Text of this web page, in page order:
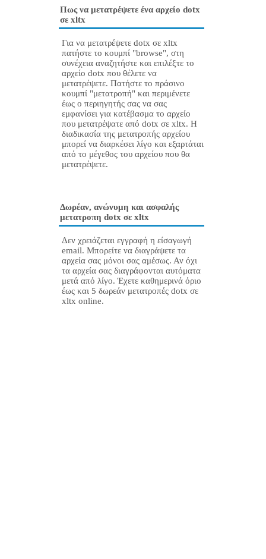
Πως να μετατρέψετε ένα αρχείο dotx
σε xltx
Για να μετατρέψετε dotx σε xltx
πατήστε το κουμπί "browse", στη
συνέχεια αναζητήστε και επιλέξτε το
αρχείο dotx που θέλετε να
μετατρέψετε. Πατήστε το πράσινο
κουμπί "μετατροπή" και περιμένετε
έως ο περιηγητής σας να σας
εμφανίσει για κατέβασμα το αρχείο
που μετατρέψατε από dotx σε xltx. Η
διαδικασία της μετατροπής αρχείου
μπορεί να διαρκέσει λίγο και εξαρτάται
από το μέγεθος του αρχείου που θα
μετατρέψετε.
Δωρέαν, ανώνυμη και ασφαλής
μετατροπη dotx σε xltx
Δεν χρειάζεται εγγραφή η είσαγωγή
email. Μπορείτε να διαγράψετε τα
αρχεία σας μόνοι σας αμέσως. Αν όχι
τα αρχεία σας διαγράφονται αυτόματα
μετά από λίγο. Έχετε καθημερινά όριο
έως και 5 δωρεάν μετατροπές dotx σε
xltx online.